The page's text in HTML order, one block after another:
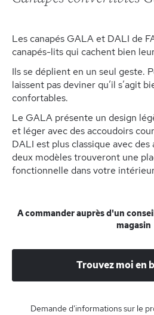
beginning
images
gallery
Les canapés GALA et DALI de
canapés-lits qui cachent bien
Ils se déplient en un seul geste.
laissent pas deviner qu’il s’agit
confortables.
Le GALA présente un design
et léger avec des accoudoirs
DALI est plus classique avec
deux modèles trouveront une
fonctionnelle dans votre
A commander auprès d'un
magasin
Trouvez moi en
Demande d'informations sur le